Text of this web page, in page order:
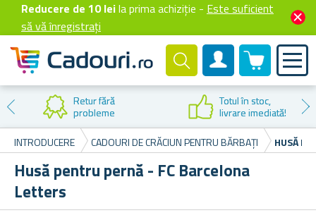
Reducere de 10 leila prima achiziție - Este suficient
să vă înregistrați
Cont client
0 produselor
Retur fără
probleme
Totul în stoc,
livrare imediată!
INTRODUCERE
CADOURI DE CRĂCIUN PENTRU BĂRBAȚI HUSĂ
Husă pentru pernă - FC Barcelona
Letters